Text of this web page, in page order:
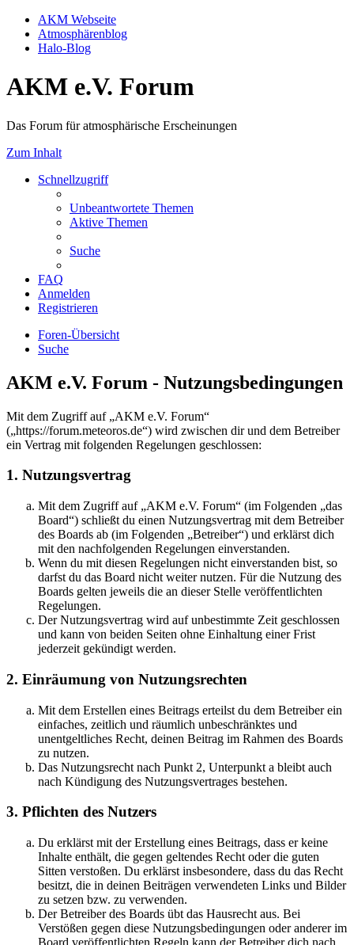
AKM Webseite
Atmosphärenblog
Halo-Blog
AKM e.V. Forum
Das Forum für atmosphärische Erscheinungen
Zum Inhalt
Schnellzugriff
Unbeantwortete Themen
Aktive Themen
Suche
FAQ
Anmelden
Registrieren
Foren-Übersicht
Suche
AKM e.V. Forum - Nutzungsbedingungen
Mit dem Zugriff auf „AKM e.V. Forum“
(„https://forum.meteoros.de“) wird zwischen dir und dem Betreiber
ein Vertrag mit folgenden Regelungen geschlossen:
1. Nutzungsvertrag
Mit dem Zugriff auf „AKM e.V. Forum“ (im Folgenden „das
Board“) schließt du einen Nutzungsvertrag mit dem Betreiber
des Boards ab (im Folgenden „Betreiber“) und erklärst dich
mit den nachfolgenden Regelungen einverstanden.
Wenn du mit diesen Regelungen nicht einverstanden bist, so
darfst du das Board nicht weiter nutzen. Für die Nutzung des
Boards gelten jeweils die an dieser Stelle veröffentlichten
Regelungen.
Der Nutzungsvertrag wird auf unbestimmte Zeit geschlossen
und kann von beiden Seiten ohne Einhaltung einer Frist
jederzeit gekündigt werden.
2. Einräumung von Nutzungsrechten
Mit dem Erstellen eines Beitrags erteilst du dem Betreiber ein
einfaches, zeitlich und räumlich unbeschränktes und
unentgeltliches Recht, deinen Beitrag im Rahmen des Boards
zu nutzen.
Das Nutzungsrecht nach Punkt 2, Unterpunkt a bleibt auch
nach Kündigung des Nutzungsvertrages bestehen.
3. Pflichten des Nutzers
Du erklärst mit der Erstellung eines Beitrags, dass er keine
Inhalte enthält, die gegen geltendes Recht oder die guten
Sitten verstoßen. Du erklärst insbesondere, dass du das Recht
besitzt, die in deinen Beiträgen verwendeten Links und Bilder
zu setzen bzw. zu verwenden.
Der Betreiber des Boards übt das Hausrecht aus. Bei
Verstößen gegen diese Nutzungsbedingungen oder anderer im
Board veröffentlichten Regeln kann der Betreiber dich nach